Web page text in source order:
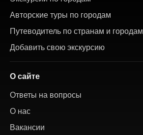
Авторские туры по городам
Путеводитель по странам и городам
Добавить свою экскурсию
О сайте
Ответы на вопросы
О нас
Вакансии